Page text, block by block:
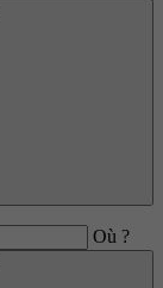
Où ?